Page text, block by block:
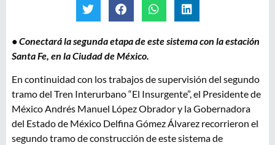
• Conectará la segunda etapa de este sistema con la estación
Santa Fe, en la Ciudad de México.
En continuidad con los trabajos de supervisión del segundo
tramo del Tren Interurbano “El Insurgente”, el Presidente de
México Andrés Manuel López Obrador y la Gobernadora
del Estado de México Delfina Gómez Álvarez recorrieron el
segundo tramo de construcción de este sistema de